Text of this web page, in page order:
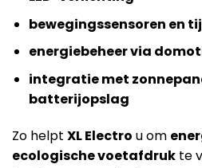
bewegingssensoren en
energiebeheer via
integratie met
batterijopslag
Zo helpt XL Electro u om
ecologische voetafdruk te